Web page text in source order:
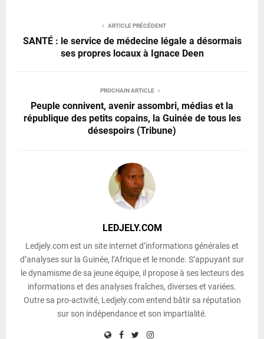
ARTICLE PRÉCÉDENT
SANTÉ : le service de médecine légale a désormais
ses propres locaux à Ignace Deen
PROCHAIN ARTICLE
Peuple connivent, avenir assombri, médias et la
république des petits copains, la Guinée de tous les
désespoirs (Tribune)
LEDJELY.COM
Ledjely.com est un site internet d’informations générales et
d’analyses sur la Guinée, l’Afrique et le monde. S’appuyant sur
le dynamisme de sa jeune équipe, il propose à ses lecteurs des
informations et des analyses fraîches, diverses et variées.
Outre sa pro-activité, Ledjely.com entend bâtir sa réputation
sur son indépendance et son impartialité.